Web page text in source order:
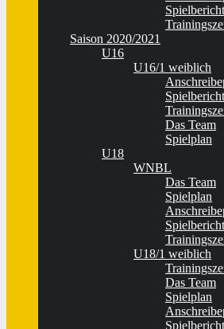
Saison 2020/2021
U16
U16/1 weiblich
Das Team
Spielplan
U18
WNBL
Das Team
Spielplan
U18/1 weiblich
Das Team
Spielplan